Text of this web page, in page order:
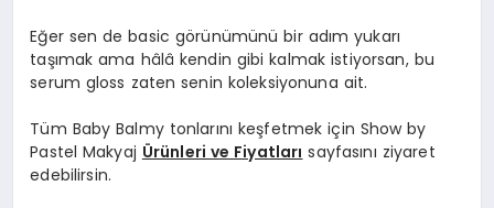
Eğer sen de basic görünümünü bir adım yukarı
taşımak ama hâlâ kendin gibi kalmak istiyorsan, bu
serum gloss zaten senin koleksiyonuna ait.
Tüm Baby Balmy tonlarını keşfetmek için Show by
Pastel Makyaj Ürünleri ve Fiyatları sayfasını ziyaret
edebilirsin.